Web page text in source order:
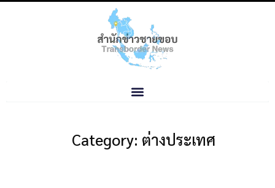
Category: ต่างประเทศ